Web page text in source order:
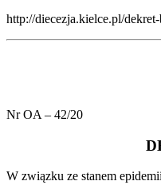
http://diecezja.kielce.pl/
Nr OA – 42/20
W związku ze stanem